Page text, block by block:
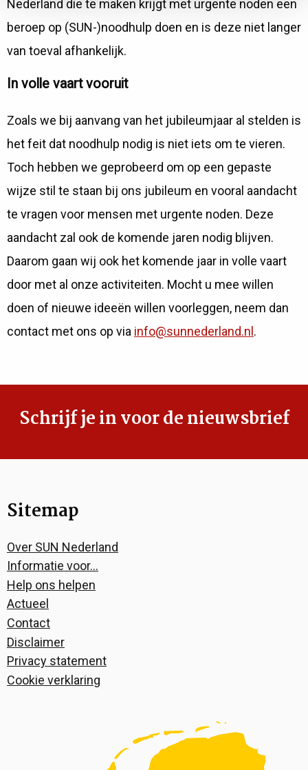
Nederland die te maken krijgt met urgente noden een
beroep op (SUN-)noodhulp doen en is deze niet langer
van toeval afhankelijk.
In volle vaart vooruit
Zoals we bij aanvang van het jubileumjaar al stelden is
het feit dat noodhulp nodig is niet iets om te vieren.
Toch hebben we geprobeerd om op een gepaste
wijze stil te staan bij ons jubileum en vooral aandacht
te vragen voor mensen met urgente noden. Deze
aandacht zal ook de komende jaren nodig blijven.
Daarom gaan wij ook het komende jaar in volle vaart
door met al onze activiteiten. Mocht u mee willen
doen of nieuwe ideeën willen voorleggen, neem dan
contact met ons op via info@sunnederland.nl .
Schrijf je in voor de nieuwsbrief
Sitemap
Over SUN Nederland
Informatie voor…
Help ons helpen
Actueel
Contact
Disclaimer
Privacy statement
Cookie verklaring